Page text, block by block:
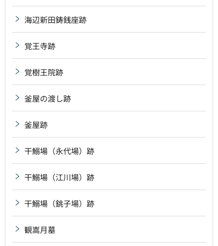
海辺新田鋳銭座跡
覚王寺跡
覚樹王院跡
釜屋の渡し跡
釜屋跡
干鰯場（永代場）跡
干鰯場（江川場）跡
干鰯場（銚子場）跡
観嵩月墓